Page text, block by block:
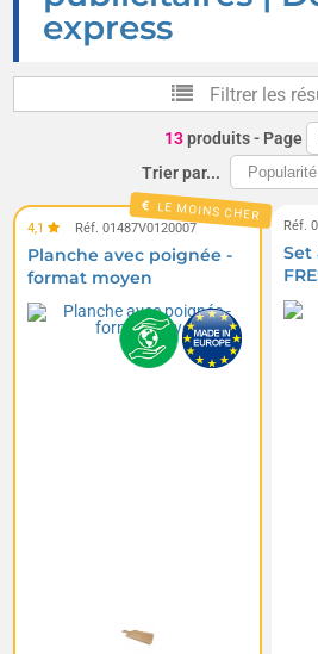
express
Filtrer les
13produits- Page
Trier par...
LE MOINS CHER
4,1 Réf. 01487V0120007
Planche avec poignée -
format moyen
Réf.
Set